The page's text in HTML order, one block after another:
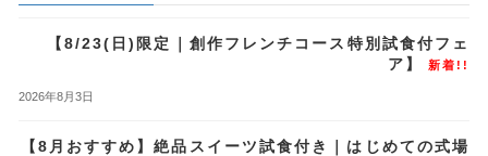
【8/23(日)限定｜創作フレンチコース特別試食付フェ
ア】
新着!!
2026年8月3日
【8月おすすめ】絶品スイーツ試食付き｜はじめての式場